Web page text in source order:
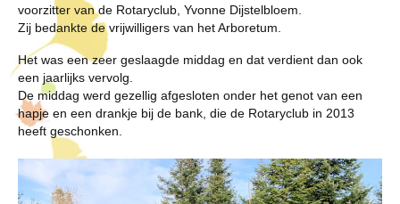
voorzitter van de Rotaryclub, Yvonne Dijstelbloem.
Zij bedankte de vrijwilligers van het Arboretum.
Het was een zeer geslaagde middag en dat verdient dan ook
een jaarlijks vervolg.
De middag werd gezellig afgesloten onder het genot van een
hapje en een drankje bij de bank, die de Rotaryclub in 2013
heeft geschonken.